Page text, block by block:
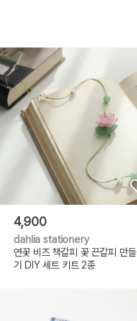
4,900
dahlia stationery
연꽃 비즈 책갈피 꽃 끈갈피 만들
기 DIY 세트 키트 2종